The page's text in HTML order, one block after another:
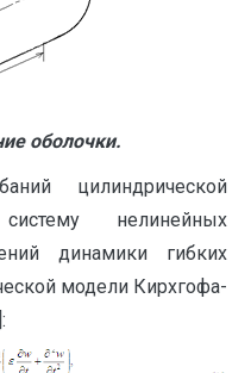
оболочки.
цилиндрической
нелинейных
динамики гибких
модели Кирхгофа-